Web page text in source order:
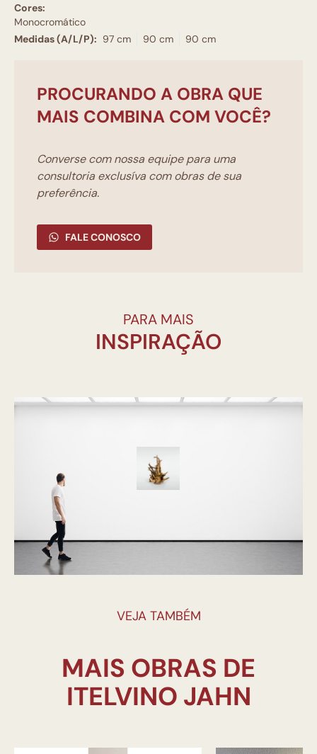
Cores:
Monocromático
Medidas (A/L/P): 97 cm 90 cm 90 cm
PROCURANDO A OBRA QUE
MAIS COMBINA COM VOCÊ?
Converse com nossa equipe para uma
consultoria exclusíva com obras de sua
preferência.
FALE CONOSCO
PARA MAIS
INSPIRAÇÃO
VEJA TAMBÉM
MAIS OBRAS DE